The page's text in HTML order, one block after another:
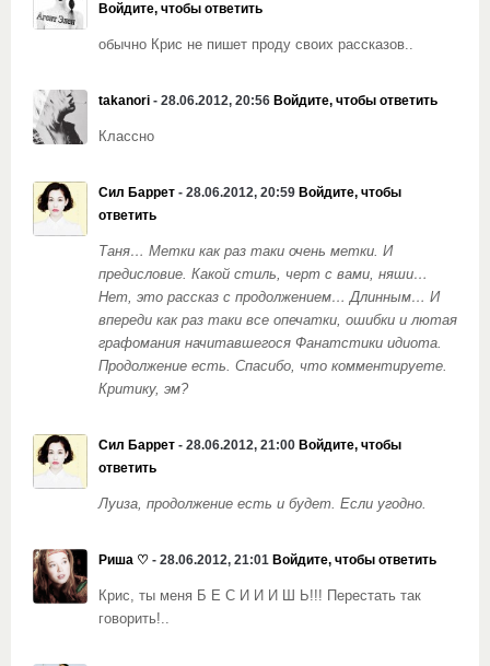
Войдите, чтобы ответить
обычно Крис не пишет проду своих рассказов..
takanori - 28.06.2012, 20:56 Войдите, чтобы ответить
Классно
Сил Баррет - 28.06.2012, 20:59 Войдите, чтобы
ответить
Таня… Метки как раз таки очень метки. И
предисловие. Какой стиль, черт с вами, няши…
Нет, это рассказ с продолжением… Длинным… И
впереди как раз таки все опечатки, ошибки и лютая
графомания начитавшегося Фанатстики идиота.
Продолжение есть. Спасибо, что комментируете.
Критику, эм?
Сил Баррет - 28.06.2012, 21:00 Войдите, чтобы
ответить
Луиза, продолжение есть и будет. Если угодно.
Риша ♡ - 28.06.2012, 21:01 Войдите, чтобы ответить
Крис, ты меня Б Е С И И И Ш Ь!!! Перестать так
говорить!..